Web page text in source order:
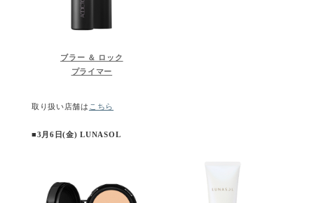
ブラー ＆ ロック
プライマー
取り扱い店舗は こちら
■3月6日(金) LUNASOL